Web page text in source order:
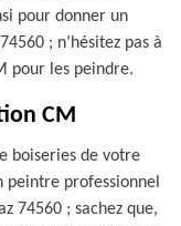
pour donner un
; n’hésitez pas à
pour les peindre.
CM
boiseries de votre
peintre professionnel
74560 ; sachez que,